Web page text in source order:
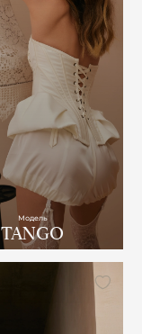
Модель
TANGO